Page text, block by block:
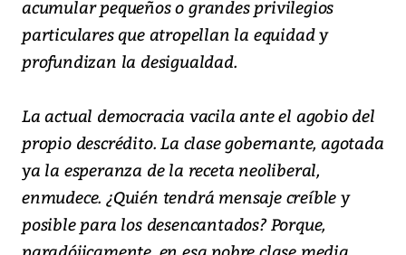
acumular pequeños o grandes privilegios
particulares que atropellan la equidad y
profundizan la desigualdad.
La actual democracia vacila ante el agobio del
propio descrédito. La clase gobernante, agotada
ya la esperanza de la receta neoliberal,
enmudece. ¿Quién tendrá mensaje creíble y
posible para los desencantados? Porque,